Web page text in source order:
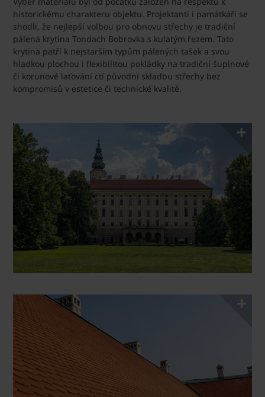
historickému charakteru objektu. Projektanti i památkáři se
shodli, že nejlepší volbou pro obnovu střechy je tradiční
pálená krytina Tondach Bobrovka s kulatým řezem. Tato
krytina patří k nejstarším typům pálených tašek a svou
hladkou plochou i flexibilitou pokládky na tradiční šupinové
či korunové laťování ctí původní skladbu střechy bez
kompromisů v estetice či technické kvalitě.